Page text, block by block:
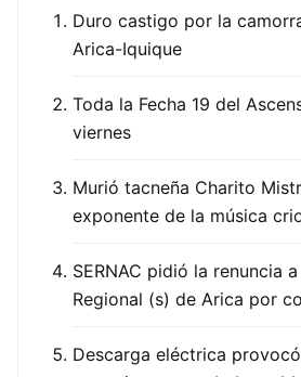
Duro castigo por la
Arica-Iquique
Toda la Fecha 19 del
viernes
Murió tacneña Charito
exponente de la música
SERNAC pidió la renuncia
Regional (s) de Arica por
Descarga eléctrica